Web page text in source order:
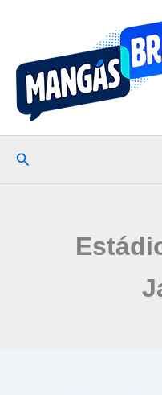
conteúdo
Pesquisar